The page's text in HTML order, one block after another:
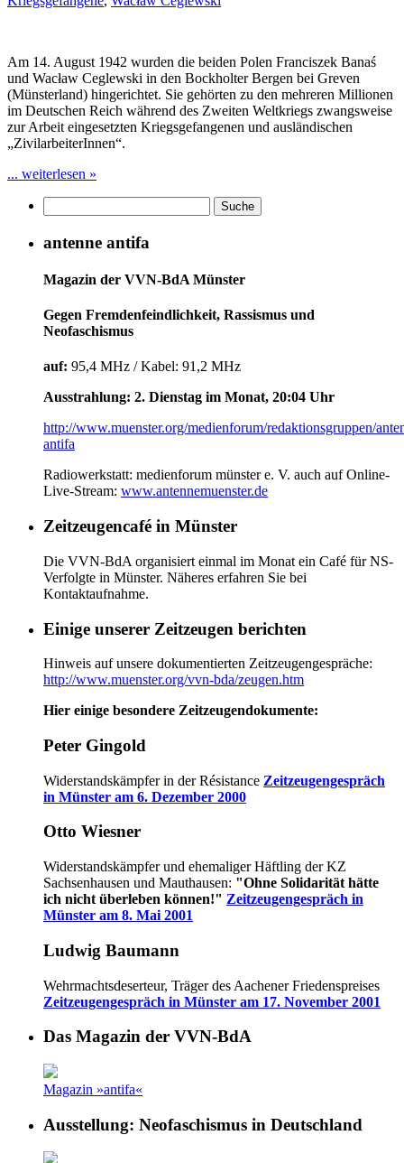
Am 14. August 1942 wurden die beiden Polen Franciszek Banaś
und Wacław Ceglewski in den Bockholter Bergen bei Greven
(Münsterland) hingerichtet. Sie gehörten zu den mehreren Millionen
im Deutschen Reich während des Zweiten Weltkriegs zwangsweise
zur Arbeit eingesetzten Kriegsgefangenen und ausländischen
„ZivilarbeiterInnen“.
... weiterlesen »
antenne antifa
Magazin der VVN-BdA Münster
Gegen Fremdenfeindlichkeit, Rassismus und
Neofaschismus
auf: 95,4 MHz / Kabel: 91,2 MHz
Ausstrahlung: 2. Dienstag im Monat, 20:04 Uhr
http://www.muenster.org/medienforum/redaktionsgruppen/
antifa
Radiowerkstatt: medienforum münster e. V. auch auf Online-
Live-Stream: www.antennemuenster.de
Zeitzeugencafé in Münster
Die VVN-BdA organisiert einmal im Monat ein Café für NS-
Verfolgte in Münster. Näheres erfahren Sie bei
Kontaktaufnahme.
Einige unserer Zeitzeugen berichten
Hinweis auf unsere dokumentierten Zeitzeugengespräche:
http://www.muenster.org/vvn-bda/zeugen.htm
Hier einige besondere Zeitzeugendokumente:
Peter Gingold
Widerstandskämpfer in der Résistance Zeitzeugengespräch
in Münster am 6. Dezember 2000
Otto Wiesner
Widerstandskämpfer und ehemaliger Häftling der KZ
Sachsenhausen und Mauthausen: "Ohne Solidarität hätte
ich nicht überleben können!" Zeitzeugengespräch in
Münster am 8. Mai 2001
Ludwig Baumann
Wehrmachtsdeserteur, Träger des Aachener Friedenspreises
Zeitzeugengespräch in Münster am 17. November 2001
Das Magazin der VVN-BdA
Magazin »antifa«
Ausstellung: Neofaschismus in Deutschland